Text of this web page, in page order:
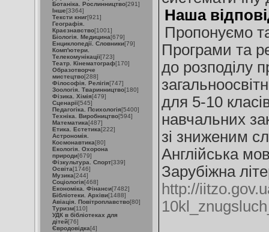
Ботаніка. Рослинництво[291]
Інше[3364]
Тексти книг[921]
Географія.
Краєзнавство[1001]
Біологія. Медицина[679]
Енциклопедії. Словники[79]
Комп'ютери.
Телекомунікації[723]
Театр. Кінематограф[170]
Образотворче
мистецтво[288]
Філософія. Релігія[747]
Зоологія. Тваринництво[180]
Фізика. Хімія[479]
Сценарії[545]
Педагогіка. Психологія[5400]
Техніка. Виробництво[594]
Математика[487]
Етика. Естетика[222]
Астрономія.
Космонавтика[80]
Екологія. Охорона
природи[679]
Фізкультура. Спорт[339]
Освіта[1746]
Музика[244]
Соціологія[468]
Економіка. Фінанси[7482]
Бібліотеки. Архіви[1488]
Авіація. Повітроплавство[80]
Туризм[110]
УДК в бібліотеках для
дітей[76]
Євродовідка[4]
Наша
Пропонуємо
Програми та
до розподілу
для 5-10
навчальних
зі зниженим
Англійська
Зарубіжна
http://